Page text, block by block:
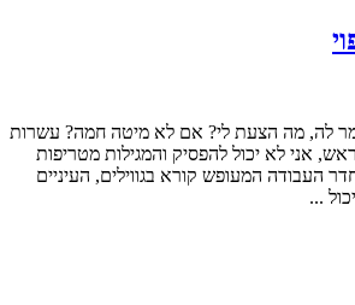
לה, מה הצעת לי? אם לא מיטה חמה? עשרות
אני לא יכול להפסיק והמגילות מטריפות
העבודה המעופש קורא בגווילים, העיניים
...